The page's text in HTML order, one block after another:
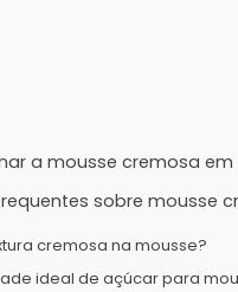
a mousse cremosa
sobre mousse
cremosa na mousse?
ideal de açúcar para